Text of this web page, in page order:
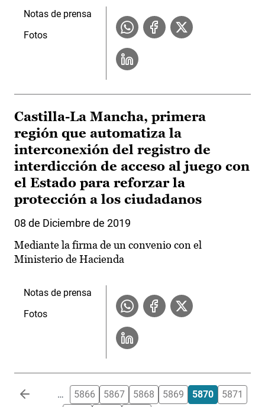
Notas de prensa
Fotos
Castilla-La Mancha, primera
región que automatiza la
interconexión del registro de
interdicción de acceso al juego con
el Estado para reforzar la
protección a los ciudadanos
08 de Diciembre de 2019
Mediante la firma de un convenio con el
Ministerio de Hacienda
Notas de prensa
Fotos
Paginación … 5866 5867 5868 5869 5870
5871